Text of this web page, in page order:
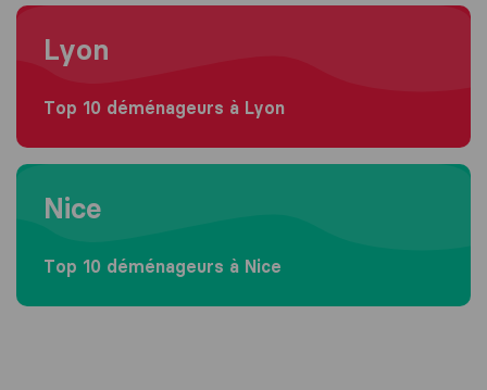
Moving to Lyon
Lyon
Top 10 déménageurs à Lyon
Moving to Nice
Nice
Top 10 déménageurs à Nice